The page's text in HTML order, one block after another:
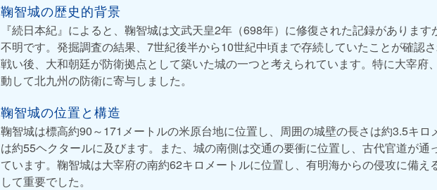
鞠智城の歴史的背景
『続日本紀』によると、鞠智城は文武天皇2年（698年）に修復された記録があります
不明です。発掘調査の結果、7世紀後半から10世紀中頃まで存続していたことが確認
戦い後、大和朝廷が防衛拠点として築いた城の一つと考えられています。特に大宰府
動して北九州の防衛に寄与しました。
鞠智城の位置と構造
鞠智城は標高約90～171メートルの米原台地に位置し、周囲の城壁の長さは約3.5キロ
は約55ヘクタールに及びます。また、城の南側は交通の要衝に位置し、古代官道が通
ています。鞠智城は大宰府の南約62キロメートルに位置し、有明海からの侵攻に備え
して重要でした。